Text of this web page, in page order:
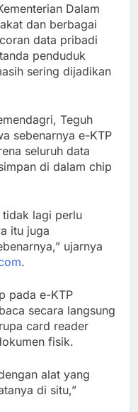
Dalam
dan berbagai
data pribadi
penduduk
sering dijadikan
Teguh
sebenarnya e-KTP
seluruh data
di dalam chip
tidak lagi perlu
itu juga
ujarnya
.
pada e-KTP
secara langsung
card reader
fisik.
alat yang
di situ,”